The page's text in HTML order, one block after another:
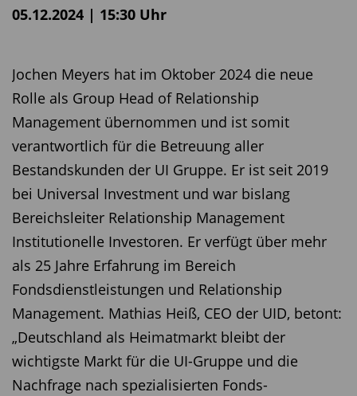
05.12.2024 | 15:30 Uhr
Jochen Meyers hat im Oktober 2024 die neue
Rolle als Group Head of Relationship
Management übernommen und ist somit
verantwortlich für die Betreuung aller
Bestandskunden der UI Gruppe. Er ist seit 2019
bei Universal Investment und war bislang
Bereichsleiter Relationship Management
Institutionelle Investoren. Er verfügt über mehr
als 25 Jahre Erfahrung im Bereich
Fondsdienstleistungen und Relationship
Management. Mathias Heiß, CEO der UID, betont:
„Deutschland als Heimatmarkt bleibt der
wichtigste Markt für die UI-Gruppe und die
Nachfrage nach spezialisierten Fonds-